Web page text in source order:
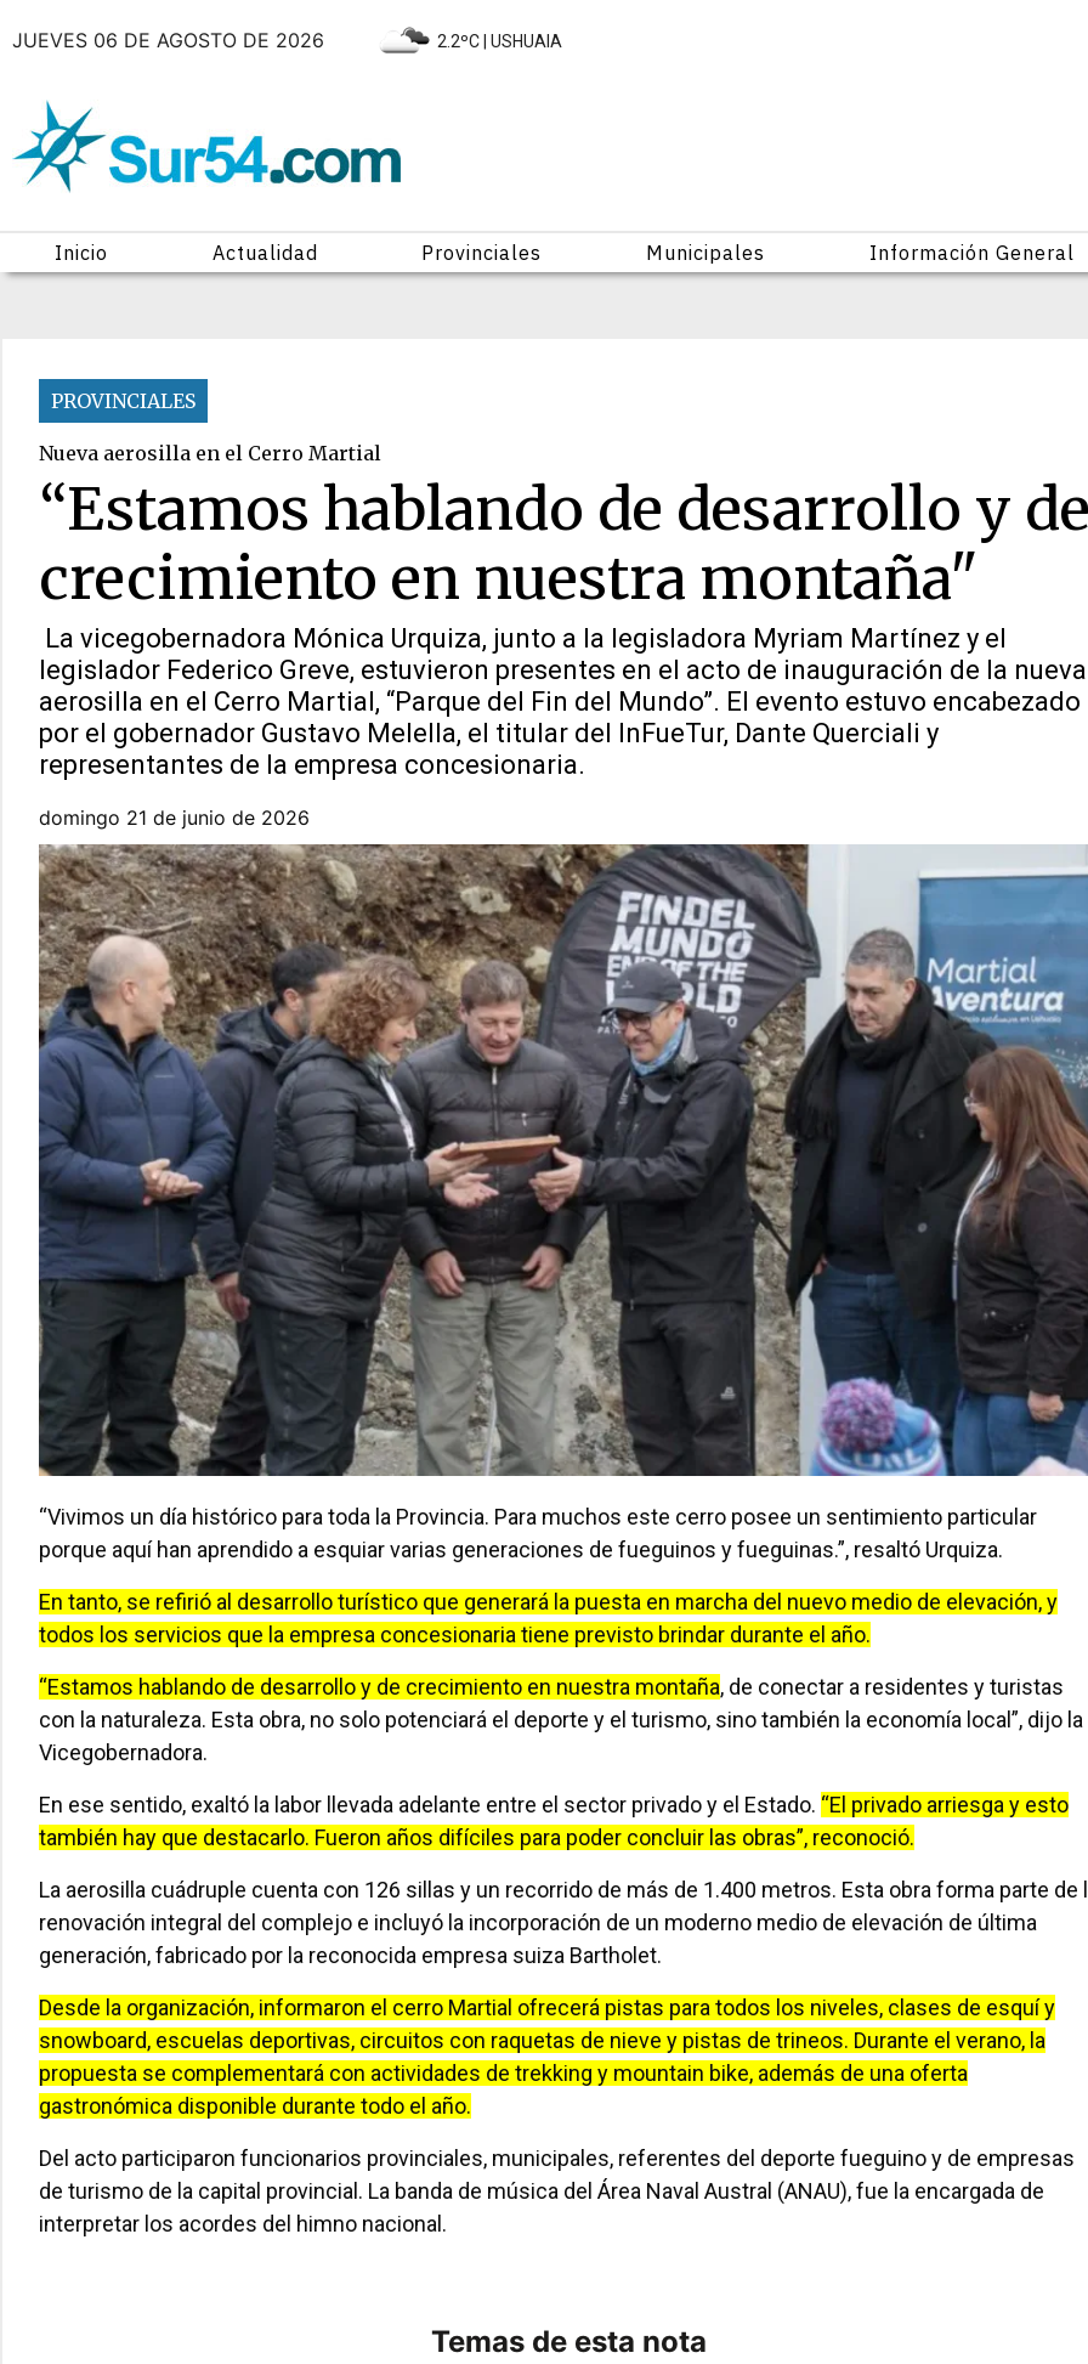
JUEVES 06 DE AGOSTO DE 2026 2.2ºC | USHUAIA
Inicio Actualidad Provinciales Municipales Información General
PROVINCIALES
Nueva aerosilla en el Cerro Martial
“Estamos hablando de desarrollo y
crecimiento en nuestra montaña"
La vicegobernadora Mónica Urquiza, junto a la legisladora Myriam Martínez y el
legislador Federico Greve, estuvieron presentes en el acto de inauguración de la nueva
aerosilla en el Cerro Martial, “Parque del Fin del Mundo”. El evento estuvo encabezado
por el gobernador Gustavo Melella, el titular del InFueTur, Dante Querciali y
representantes de la empresa concesionaria.
domingo 21 de junio de 2026
“Vivimos un día histórico para toda la Provincia. Para muchos este cerro posee un sentimiento particular
porque aquí han aprendido a esquiar varias generaciones de fueguinos y fueguinas.”, resaltó Urquiza.
En tanto, se refirió al desarrollo turístico que generará la puesta en marcha del nuevo medio de elevación, y
todos los servicios que la empresa concesionaria tiene previsto brindar durante el año.
“Estamos hablando de desarrollo y de crecimiento en nuestra montaña, de conectar a residentes y turistas
con la naturaleza. Esta obra, no solo potenciará el deporte y el turismo, sino también la economía local”, dijo la
Vicegobernadora.
En ese sentido, exaltó la labor llevada adelante entre el sector privado y el Estado. “El privado arriesga y esto
también hay que destacarlo. Fueron años difíciles para poder concluir las obras”, reconoció.
La aerosilla cuádruple cuenta con 126 sillas y un recorrido de más de 1.400 metros. Esta obra forma parte de
renovación integral del complejo e incluyó la incorporación de un moderno medio de elevación de última
generación, fabricado por la reconocida empresa suiza Bartholet.
Desde la organización, informaron el cerro Martial ofrecerá pistas para todos los niveles, clases de esquí y
snowboard, escuelas deportivas, circuitos con raquetas de nieve y pistas de trineos. Durante el verano, la
propuesta se complementará con actividades de trekking y mountain bike, además de una oferta
gastronómica disponible durante todo el año.
Del acto participaron funcionarios provinciales, municipales, referentes del deporte fueguino y de empresas
de turismo de la capital provincial. La banda de música del Área Naval Austral (ANAU), fue la encargada de
interpretar los acordes del himno nacional.
Temas de esta nota